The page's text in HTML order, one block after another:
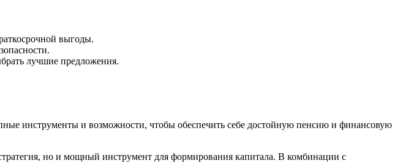
выгоды.
лучшие предложения.
инструменты и возможности, чтобы обеспечить себе достойную пенсию и финансовую
но и мощный инструмент для формирования капитала. В комбинации с